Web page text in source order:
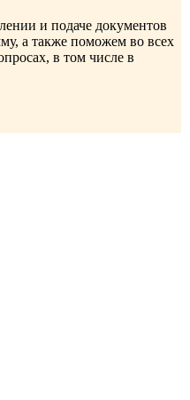
и подаче документов
а также поможем во всех
в том числе в